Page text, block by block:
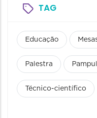
TAG
Educação
Palestra
Técnico-científico